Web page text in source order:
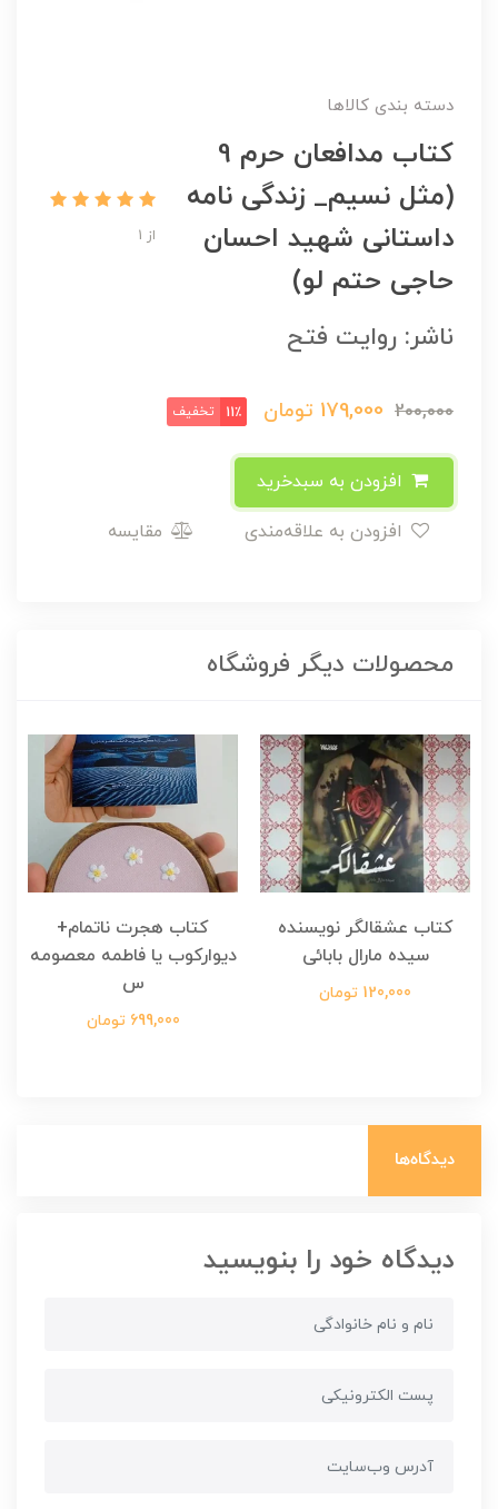
دسته بندی کالاها
کتاب مدافعان حرم 9
(مثل نسیم_ زندگی نامه
داستانی شهید احسان
حاجی حتم لو)
از 1
ناشر: روایت فتح
200,000
179,000 تومان 11٪ تخفیف
مقایسه
محصولات دیگر فروشگاه
کتاب عشقالگر نویسنده
سیده مارال بابائی
120,000 تومان
کتاب هجرت ناتمام+
دیوارکوب یا فاطمه معصومه
س
699,000 تومان
دیدگاه‌ها
دیدگاه خود را بنویسید